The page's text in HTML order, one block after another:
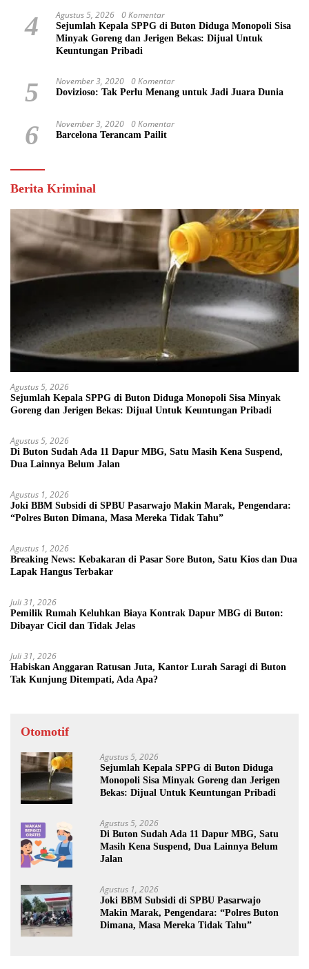
4 Agustus 5, 2026 0 Komentar
Sejumlah Kepala SPPG di Buton Diduga Monopoli Sisa
Minyak Goreng dan Jerigen Bekas: Dijual Untuk
Keuntungan Pribadi
5 November 3, 2020 0 Komentar
Dovizioso: Tak Perlu Menang untuk Jadi Juara Dunia
6 November 3, 2020 0 Komentar
Barcelona Terancam Pailit
Berita Kriminal
Agustus 5, 2026
Sejumlah Kepala SPPG di Buton Diduga Monopoli Sisa Minyak
Goreng dan Jerigen Bekas: Dijual Untuk Keuntungan Pribadi
Agustus 5, 2026
Di Buton Sudah Ada 11 Dapur MBG, Satu Masih Kena Suspend,
Dua Lainnya Belum Jalan
Agustus 1, 2026
Joki BBM Subsidi di SPBU Pasarwajo Makin Marak, Pengendara:
“Polres Buton Dimana, Masa Mereka Tidak Tahu”
Agustus 1, 2026
Breaking News: Kebakaran di Pasar Sore Buton, Satu Kios dan Dua
Lapak Hangus Terbakar
Juli 31, 2026
Pemilik Rumah Keluhkan Biaya Kontrak Dapur MBG di Buton:
Dibayar Cicil dan Tidak Jelas
Juli 31, 2026
Habiskan Anggaran Ratusan Juta, Kantor Lurah Saragi di Buton
Tak Kunjung Ditempati, Ada Apa?
Otomotif
Agustus 5, 2026
Sejumlah Kepala SPPG di Buton Diduga
Monopoli Sisa Minyak Goreng dan Jerigen
Bekas: Dijual Untuk Keuntungan Pribadi
Agustus 5, 2026
Di Buton Sudah Ada 11 Dapur MBG, Satu
Masih Kena Suspend, Dua Lainnya Belum
Jalan
Agustus 1, 2026
Joki BBM Subsidi di SPBU Pasarwajo
Makin Marak, Pengendara: “Polres Buton
Dimana, Masa Mereka Tidak Tahu”